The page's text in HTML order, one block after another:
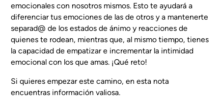
emocionales con nosotros mismos. Esto te ayudará a
diferenciar tus emociones de las de otros y a mantenerte
separad@ de los estados de ánimo y reacciones de
quienes te rodean, mientras que, al mismo tiempo, tienes
la capacidad de empatizar e incrementar la intimidad
emocional con los que amas. ¡Qué reto!
Si quieres empezar este camino, en esta nota
encuentras información valiosa.